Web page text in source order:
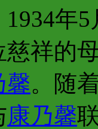
1934年
祥的
馨。随
康乃馨